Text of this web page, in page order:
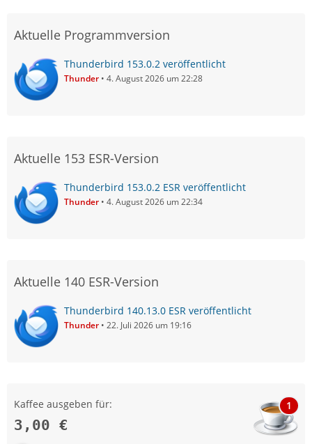
Aktuelle Programmversion
Thunderbird 153.0.2 veröffentlicht
Thunder 4. August 2026 um 22:28
Aktuelle 153 ESR-Version
Thunderbird 153.0.2 ESR veröffentlicht
Thunder 4. August 2026 um 22:34
Aktuelle 140 ESR-Version
Thunderbird 140.13.0 ESR veröffentlicht
Thunder 22. Juli 2026 um 19:16
Kaffee ausgeben für:
3,00 €
1